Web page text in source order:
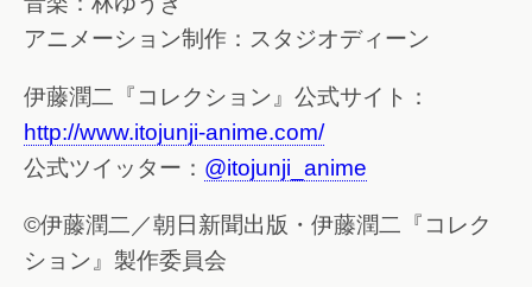
アニメーション制作：スタジオディーン
伊藤潤二『コレクション』公式サイト：
http://www.itojunji-anime.com/
公式ツイッター： @itojunji_anime
©伊藤潤二／朝日新聞出版・伊藤潤二『コレク
ション』製作委員会